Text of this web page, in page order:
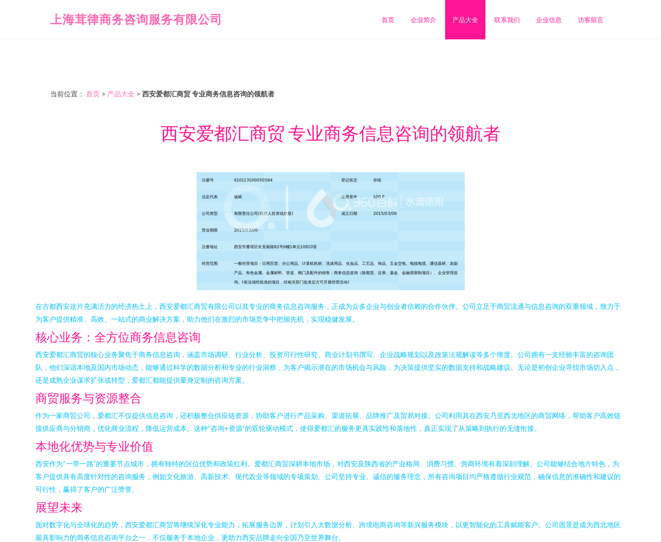
上海茸律商务咨询服务有限公司 首页 企业简介 产品大全 联系我们 企业信息 访客留言
当前位置： 首页 > 产品大全 > 西安爱都汇商贸 专业商务信息咨询的领航者
西安爱都汇商贸 专业商务信息咨询的领航者
在古都西安这片充满活力的经济热土上，西安爱都汇商贸有限公司以其专业的商务信息咨询服务，正成为众多企业与创业者信赖的合作伙伴。公司立足于商贸流通与信息咨询的双重领域，致力于
为客户提供精准、高效、一站式的商业解决方案，助力他们在激烈的市场竞争中把握先机，实现稳健发展。
核心业务：全方位商务信息咨询
西安爱都汇商贸的核心业务聚焦于商务信息咨询，涵盖市场调研、行业分析、投资可行性研究、商业计划书撰写、企业战略规划以及政策法规解读等多个维度。公司拥有一支经验丰富的咨询团
队，他们深谙本地及国内市场动态，能够通过科学的数据分析和专业的行业洞察，为客户揭示潜在的市场机会与风险，为决策提供坚实的数据支持和战略建议。无论是初创企业寻找市场切入点，
还是成熟企业谋求扩张或转型，爱都汇都能提供量身定制的咨询方案。
商贸服务与资源整合
作为一家商贸公司，爱都汇不仅提供信息咨询，还积极整合供应链资源，协助客户进行产品采购、渠道拓展、品牌推广及贸易对接。公司利用其在西安乃至西北地区的商贸网络，帮助客户高效链
接供应商与分销商，优化商业流程，降低运营成本。这种“咨询+资源”的双轮驱动模式，使得爱都汇的服务更具实践性和落地性，真正实现了从策略到执行的无缝衔接。
本地化优势与专业价值
西安作为“一带一路”的重要节点城市，拥有独特的区位优势和政策红利。爱都汇商贸深耕本地市场，对西安及陕西省的产业格局、消费习惯、营商环境有着深刻理解。公司能够结合地方特色，为
客户提供具有高度针对性的咨询服务，例如文化旅游、高新技术、现代农业等领域的专项策划。公司坚持专业、诚信的服务理念，所有咨询项目均严格遵循行业规范，确保信息的准确性和建议的
可行性，赢得了客户的广泛赞誉。
展望未来
面对数字化与全球化的趋势，西安爱都汇商贸将继续深化专业能力，拓展服务边界，计划引入大数据分析、跨境电商咨询等新兴服务模块，以更智能化的工具赋能客户。公司愿景是成为西北地区
最具影响力的商务信息咨询平台之一，不仅服务于本地企业，更助力西安品牌走向全国乃至世界舞台。